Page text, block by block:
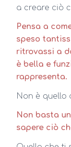
a creare ciò
Pensa a
speso
ritrovassi a
è bella e
rappresenta.
Non è quello
Non basta
sapere ciò